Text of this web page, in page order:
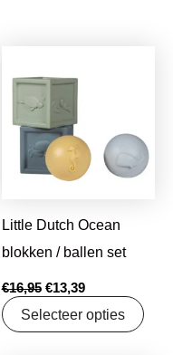
Little Dutch Ocean
blokken / ballen set
€16,95
was:
€16,95.
€13,39
Selecteer opties